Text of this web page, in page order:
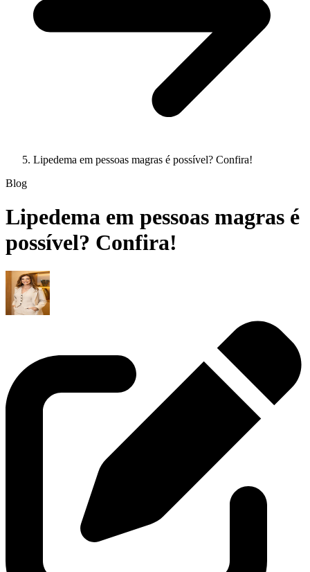
Lipedema em pessoas magras é possível? Confira!
Blog
Lipedema em pessoas magras é
possível? Confira!